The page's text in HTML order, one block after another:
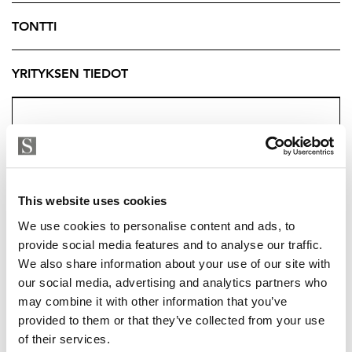
This website uses cookies
We use cookies to personalise content and ads, to
provide social media features and to analyse our traffic.
We also share information about your use of our site with
our social media, advertising and analytics partners who
may combine it with other information that you’ve
provided to them or that they’ve collected from your use
of their services.
TUUKKA HAKKARAINEN
tuukka.hakkarainen@strand.fi
Talossa on tehty vuosien varrella tärkeitä päivityksiä,
kuten käyttövesiputkien uusiminen ja viemärien
sukitus vuonna 2021 sekä aurinkopaneelien asennukset
kokonaisuutta suunniteltaessa.
Sijainti tarjoaa rauhallista asumista luonnonläheisessä
kulkuyhteyksien saavutettavuudella.
Tämä koti on erinomainen valinta ostajalle, joka
arvostaa omaa tonttia ja mahdollisuutta tehdä kodista
juuri oman näköinen.
Kysy lisätietoja välittäjältä.
Tuukka Hakkarainen
TONTTI
YRITYKSEN TIEDOT